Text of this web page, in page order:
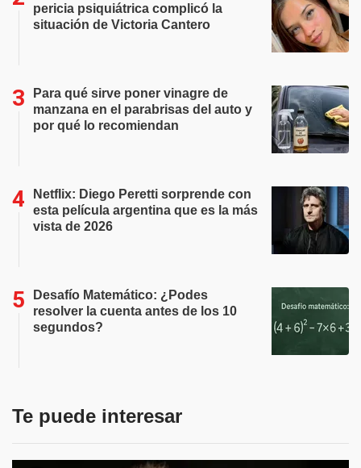
pericia psiquiátrica complicó la
situación de Victoria Cantero
Para qué sirve poner vinagre de
manzana en el parabrisas del auto y
por qué lo recomiendan
Netflix: Diego Peretti sorprende con
esta película argentina que es la más
vista de 2026
Desafío Matemático: ¿Podes
resolver la cuenta antes de los 10
segundos?
Te puede interesar